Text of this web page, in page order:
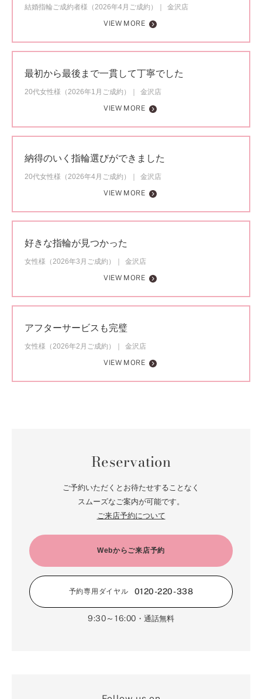
結婚指輪ご成約者様（2026年4月ご成約）
金沢店
VIEW MORE
最初から最後まで一貫して丁寧でした
20代女性様（2026年1月ご成約）
金沢店
VIEW MORE
納得のいく指輪選びができました
20代女性様（2026年4月ご成約）
金沢店
VIEW MORE
好きな指輪が見つかった
女性様（2026年3月ご成約）
金沢店
VIEW MORE
アフターサービスも完璧
女性様（2026年2月ご成約）
金沢店
VIEW MORE
Reservation
ご予約いただくとお待たせすることなく
スムーズなご案内が可能です。
ご来店予約について
Webからご来店予約
予約専用ダイヤル 0120-220-338
9:30～16:00 ・通話無料